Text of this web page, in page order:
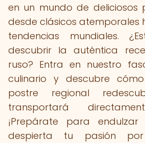
en un mundo de deliciosos
desde clásicos atemporales
tendencias mundiales.
descubrir la auténtica
ruso? Entra en nuestro
culinario y descubre
postre regional
transportará
¡Prepárate para
despierta tu pasión